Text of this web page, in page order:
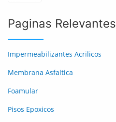
Paginas Relevantes
Impermeabilizantes Acrilicos
Membrana Asfaltica
Foamular
Pisos Epoxicos